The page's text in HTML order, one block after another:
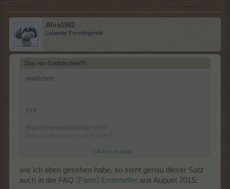
Alira1982
Lebende Forenlegende
Zitat von Goldbärchen79: ↑
Hallöchen,
???
Was ist mit bestehenden EH?
Was will man hier mitteilen?Click to expand...
wie ich eben gesehen habe, so steht genau dieser Satz
auch in der FAQ {Farm} Erntehelfer aus August 2015: